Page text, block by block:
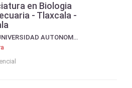
en Biologia
- Tlaxcala -
UATX - UNIVERSIDAD AUTONOMA DE TLAXCALA